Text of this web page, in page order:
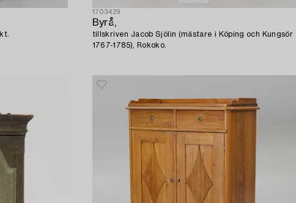
1703429
Byrå,
tillskriven Jacob Sjölin (mästare i Köping och Kungsör
1767-1785), Rokoko.